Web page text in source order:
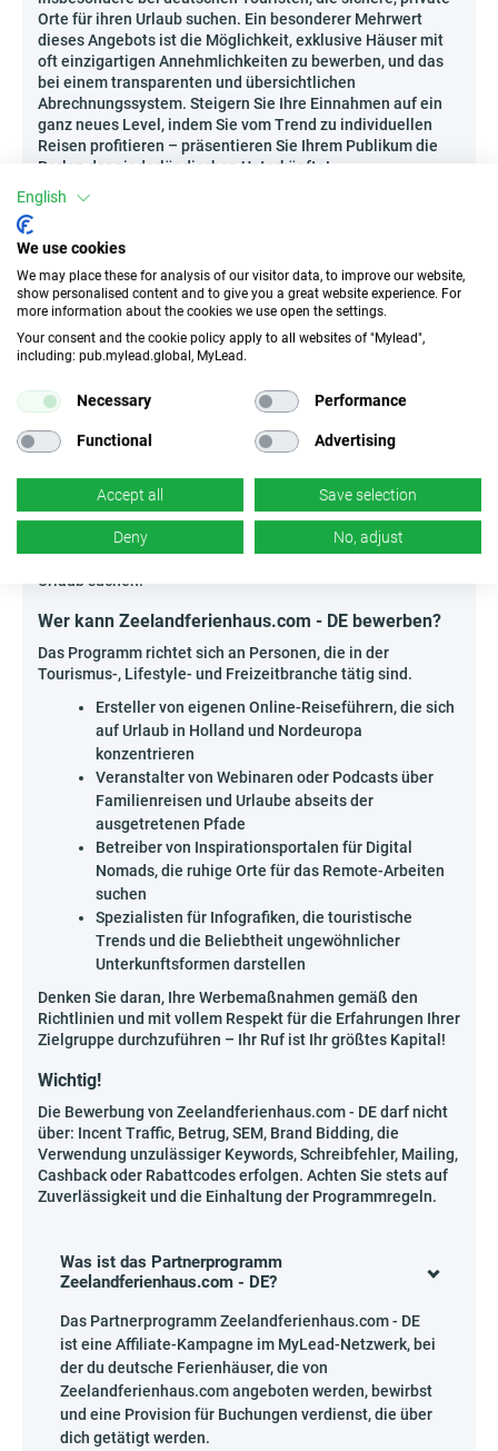
Orte für ihren Urlaub suchen. Ein besonderer Mehrwert
dieses Angebots ist die Möglichkeit, exklusive Häuser mit
oft einzigartigen Annehmlichkeiten zu bewerben, und das
bei einem transparenten und übersichtlichen
Abrechnungssystem. Steigern Sie Ihre Einnahmen auf ein
ganz neues Level, indem Sie vom Trend zu individuellen
Reisen profitieren – präsentieren Sie Ihrem Publikum die
Perlen der niederländischen Unterkünfte!
Wie kann man Zeelandferienhaus.com - DE effektiv
Suche nach außergewöhnlichen Erholungsorten machen
die Bewerbung von Ferienhäusern so effektiv wie nie zuvor!
Regionen und lokaler Attraktionen rund um die Häuser,
Ratgeber mit praktischen Tipps zur Organisation eines
Familienurlaubs am Meer oder Video-Material im Stil einer
House-Tour, das besonders ausgestattete Immobilien
präsentiert, erzielen hervorragende Ergebnisse. Sie können
auch saisonale Rankings der besten Häuser für die
kommenden Ferien erstellen oder Ihre eigenen Eindrücke
vom Aufenthalt teilen – Ihre Authentizität zieht Reisende
an! Bauen Sie Ihre Autorität als Experte für
außergewöhnliche Unterkünfte auf und gewinnen Sie
Touristen, die nach originellen Innenräumen und Freiheit im
Urlaub suchen.
Wer kann Zeelandferienhaus.com - DE bewerben?
Das Programm richtet sich an Personen, die in der
Tourismus-, Lifestyle- und Freizeitbranche tätig sind.
Ersteller von eigenen Online-Reiseführern, die sich
auf Urlaub in Holland und Nordeuropa
konzentrieren
Veranstalter von Webinaren oder Podcasts über
Familienreisen und Urlaube abseits der
ausgetretenen Pfade
Betreiber von Inspirationsportalen für Digital
Nomads, die ruhige Orte für das Remote-Arbeiten
suchen
Spezialisten für Infografiken, die touristische
Trends und die Beliebtheit ungewöhnlicher
Unterkunftsformen darstellen
Denken Sie daran, Ihre Werbemaßnahmen gemäß den
Richtlinien und mit vollem Respekt für die Erfahrungen Ihrer
Zielgruppe durchzuführen – Ihr Ruf ist Ihr größtes Kapital!
Wichtig!
Die Bewerbung von Zeelandferienhaus.com - DE darf nicht
über: Incent Traffic, Betrug, SEM, Brand Bidding, die
Verwendung unzulässiger Keywords, Schreibfehler, Mailing,
Cashback oder Rabattcodes erfolgen. Achten Sie stets auf
Zuverlässigkeit und die Einhaltung der Programmregeln.
Was ist das Partnerprogramm
Zeelandferienhaus.com - DE?
Das Partnerprogramm Zeelandferienhaus.com - DE
ist eine Affiliate-Kampagne im MyLead-Netzwerk, bei
der du deutsche Ferienhäuser, die von
Zeelandferienhaus.com angeboten werden, bewirbst
und eine Provision für Buchungen verdienst, die über
dich getätigt werden.
English
We use cookies
We may place these for analysis of our visitor data, to improve our website,
show personalised content and to give you a great website experience. For
more information about the cookies we use open the settings.
Your consent and the cookie policy apply to all websites of "Mylead",
including: pub.mylead.global, MyLead.
Necessary Performance
Functional Advertising
Accept all Save selection
Deny No, adjust